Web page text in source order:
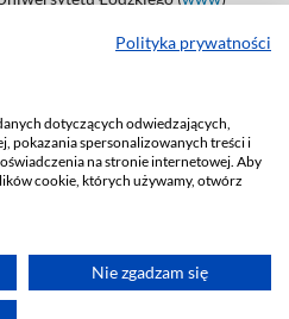
Polityka prywatności
dotyczących odwiedzających,
pokazania spersonalizowanych treści i
na stronie internetowej. Aby
cookie, których używamy, otwórz
Nie zgadzam się
55 86